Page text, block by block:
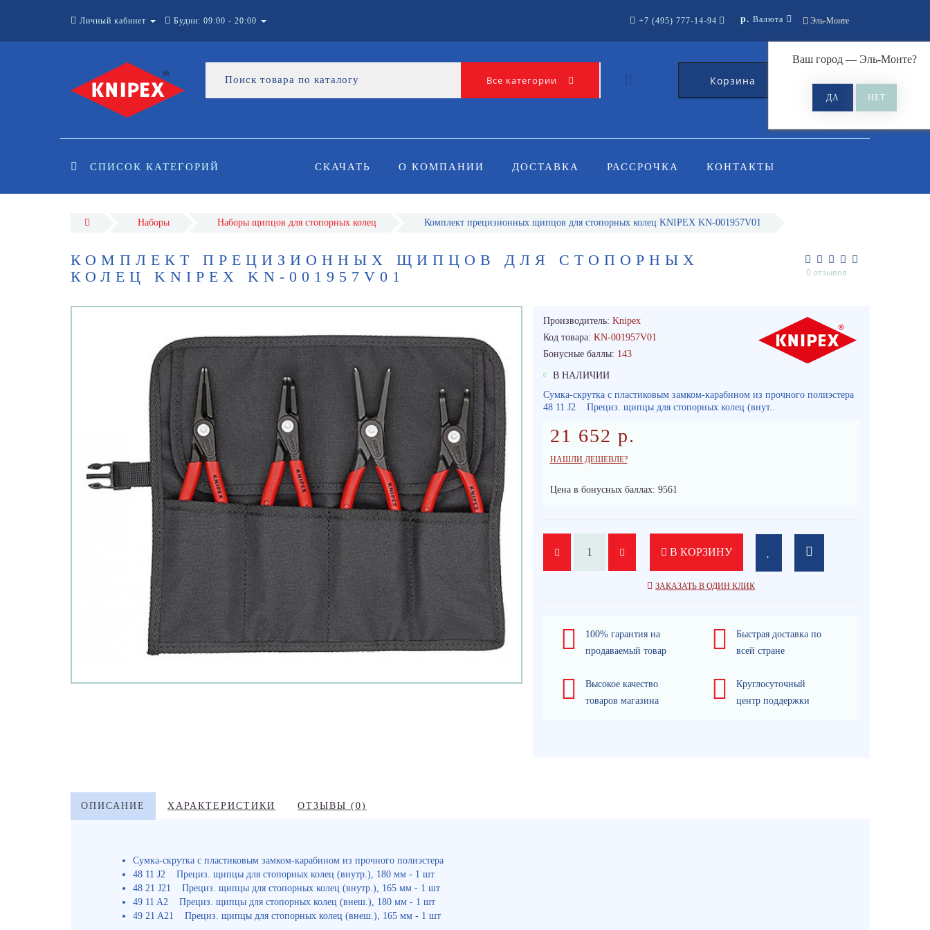
Личный кабинет Будни: 09:00 - 20:00 Эль-Монте
Ваш город — Эль-Монте?
+7 (495) 777-14-94 р. Валюта
Все категории Корзина 0
СПИСОК КАТЕГОРИЙ СКАЧАТЬ О КОМПАНИИ ДОСТАВКА РАССРОЧКА КОНТАКТЫ
Наборы Наборы щипцов для стопорных колец Комплект прецизионных щипцов для стопорных колец KNIPEX KN-001957V01
КОМПЛЕКТ ПРЕЦИЗИОННЫХ ЩИПЦОВ ДЛЯ СТОПОРНЫХ
КОЛЕЦ KNIPEX KN-001957V01
0 отзывов
Производитель: Knipex
Код товара: KN-001957V01
Бонусные баллы: 143
В НАЛИЧИИ
Сумка-скрутка с пластиковым замком-карабином из прочного полиэстера
48 11 J2 Прециз. щипцы для стопорных колец (внут..
21 652 р.
НАШЛИ ДЕШЕВЛЕ?
Цена в бонусных баллах: 9561
В КОРЗИНУ
ЗАКАЗАТЬ В ОДИН КЛИК
100% гарантия на
продаваемый товар
Быстрая доставка по
всей стране
Высокое качество
товаров магазина
Круглосуточный
центр поддержки
ОПИСАНИЕ ХАРАКТЕРИСТИКИ ОТЗЫВЫ (0)
Сумка-скрутка с пластиковым замком-карабином из прочного полиэстера
48 11 J2 Прециз. щипцы для стопорных колец (внутр.), 180 мм - 1 шт
48 21 J21 Прециз. щипцы для стопорных колец (внутр.), 165 мм - 1 шт
49 11 A2 Прециз. щипцы для стопорных колец (внеш.), 180 мм - 1 шт
49 21 A21 Прециз. щипцы для стопорных колец (внеш.), 165 мм - 1 шт